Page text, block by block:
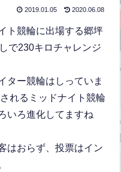
2019.01.05 2020.06.08
ト競輪に出場する郷坪
で230キロチャレンジ
ター競輪はしっていま
れるミッドナイト競輪
いろ進化してますね
はおらず、投票はイン